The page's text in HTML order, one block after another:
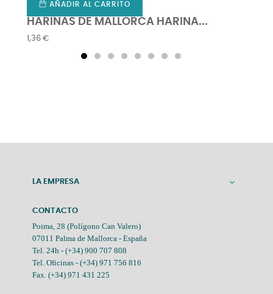
AÑADIR AL CARRITO
HARINAS DE MALLORCA HARINA...
Precio
1,36 €
LA EMPRESA 
CONTACTO
Poima, 28 (Polígono Can Valero)
07011 Palma de Mallorca - España
Tel. 24h - (+34) 900 707 808
Tel. Oficinas - (+34) 971 756 816
Fax. (+34) 971 431 225